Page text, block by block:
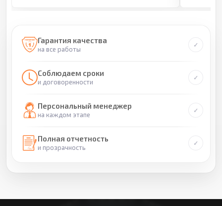
Гарантия качества
на все работы
Соблюдаем сроки
и договоренности
Персональный менеджер
на каждом этапе
Полная отчетность
и прозрачность